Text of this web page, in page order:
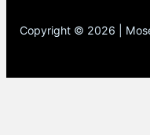
Copyright © 2026 |